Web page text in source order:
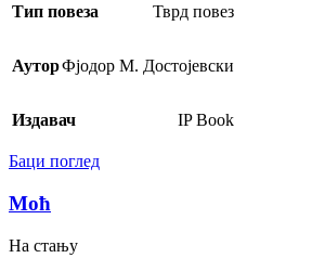
Тип повеза Тврд повез
АуторФјодор М. Достојевски
Издавач IP Book
Баци поглед
Моћ
На стању